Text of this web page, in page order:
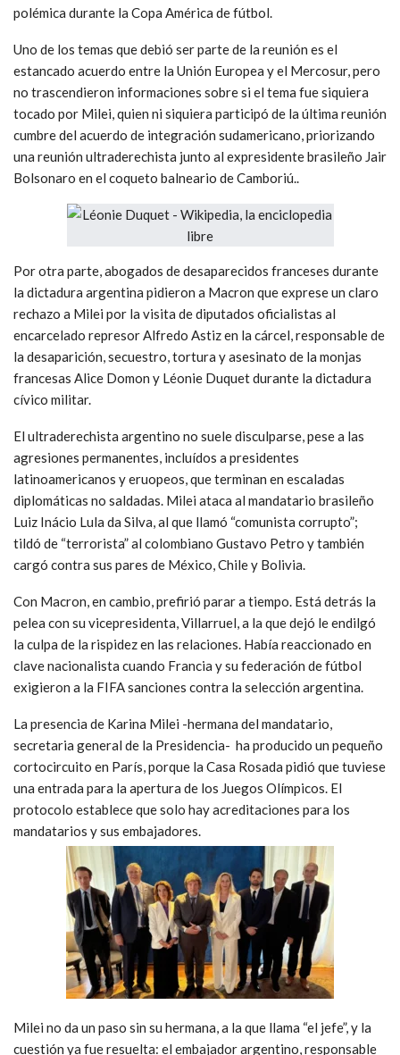
polémica durante la Copa América de fútbol.
Uno de los temas que debió ser parte de la reunión es el
estancado acuerdo entre la Unión Europea y el Mercosur, pero
no trascendieron informaciones sobre si el tema fue siquiera
tocado por Milei, quien ni siquiera participó de la última reunión
cumbre del acuerdo de integración sudamericano, priorizando
una reunión ultraderechista junto al expresidente brasileño Jair
Bolsonaro en el coqueto balneario de Camboriú..
Por otra parte, abogados de desaparecidos franceses durante
la dictadura argentina pidieron a Macron que exprese un claro
rechazo a Milei por la visita de diputados oficialistas al
encarcelado represor Alfredo Astiz en la cárcel, responsable de
la desaparición, secuestro, tortura y asesinato de la monjas
francesas Alice Domon y Léonie Duquet durante la dictadura
cívico militar.
El ultraderechista argentino no suele disculparse, pese a las
agresiones permanentes, incluídos a presidentes
latinoamericanos y eruopeos, que terminan en escaladas
diplomáticas no saldadas. Milei ataca al mandatario brasileño
Luiz Inácio Lula da Silva, al que llamó “comunista corrupto”;
tildó de “terrorista” al colombiano Gustavo Petro y también
cargó contra sus pares de México, Chile y Bolivia.
Con Macron, en cambio, prefirió parar a tiempo. Está detrás la
pelea con su vicepresidenta, Villarruel, a la que dejó le endilgó
la culpa de la rispidez en las relaciones. Había reaccionado en
clave nacionalista cuando Francia y su federación de fútbol
exigieron a la FIFA sanciones contra la selección argentina.
La presencia de Karina Milei -hermana del mandatario,
secretaria general de la Presidencia- ha producido un pequeño
cortocircuito en París, porque la Casa Rosada pidió que tuviese
una entrada para la apertura de los Juegos Olímpicos. El
protocolo establece que solo hay acreditaciones para los
mandatarios y sus embajadores.
Milei no da un paso sin su hermana, a la que llama “el jefe”, y la
cuestión ya fue resuelta: el embajador argentino, responsable